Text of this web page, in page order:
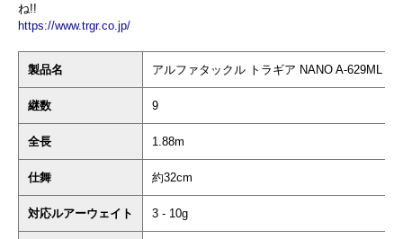
ね!!
https://www.trgr.co.jp/
製品名 アルファタックル トラギア NANO A-629ML
継数 9
全長 1.88m
仕舞 約32cm
対応ルアーウェイト 3 - 10g